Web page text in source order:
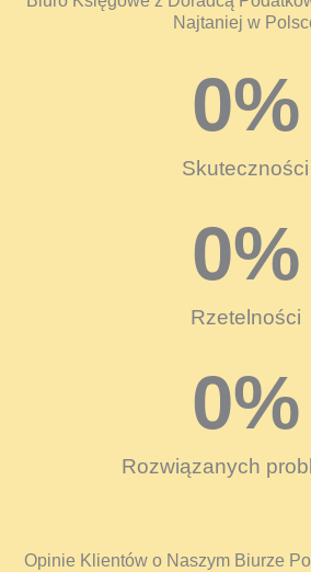
Najtaniej w
Skuteczności
0%
Rzetelności
0%
Rozwiązanych
0%
Opinie Klientów o Naszym Biurze